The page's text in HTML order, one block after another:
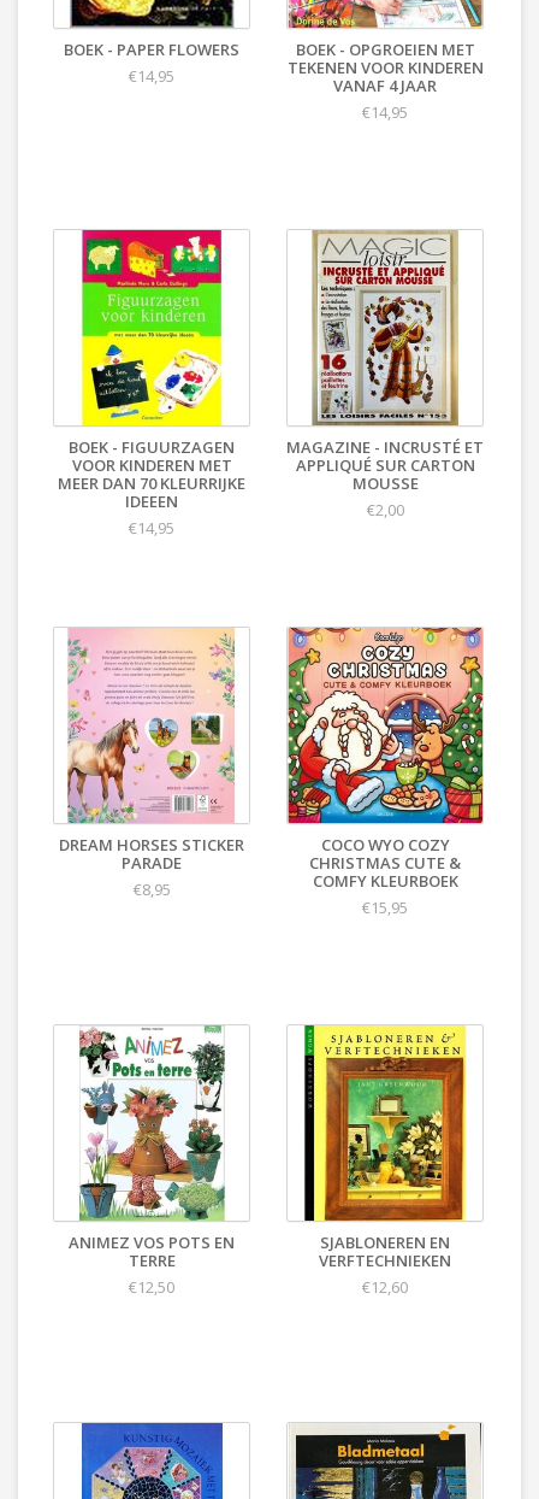
BOEK - PAPER FLOWERS
€14,95
BOEK - OPGROEIEN MET
TEKENEN VOOR KINDEREN
VANAF 4 JAAR
€14,95
BOEK - FIGUURZAGEN
VOOR KINDEREN MET
MEER DAN 70 KLEURRIJKE
IDEEEN
€14,95
MAGAZINE - INCRUSTÉ ET
APPLIQUÉ SUR CARTON
MOUSSE
€2,00
DREAM HORSES STICKER
PARADE
€8,95
COCO WYO COZY
CHRISTMAS CUTE &
COMFY KLEURBOEK
€15,95
ANIMEZ VOS POTS EN
TERRE
€12,50
SJABLONEREN EN
VERFTECHNIEKEN
€12,60